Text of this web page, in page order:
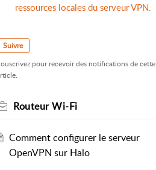
des clients distants au
locales du serveur VPN.
sur le routeur MERCUSYS,
ressources locales du serveur VPN.
Suivre
pour recevoir des notifications de cette
Routeur Wi-Fi
Comment configurer le serveur
OpenVPN sur Halo